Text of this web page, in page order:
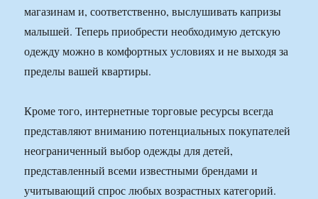
магазинам и, соответственно, выслушивать капризы
малышей. Теперь приобрести необходимую детскую
одежду можно в комфортных условиях и не выходя за
пределы вашей квартиры.
Кроме того, интернетные торговые ресурсы всегда
представляют вниманию потенциальных покупателей
неограниченный выбор одежды для детей,
представленный всеми известными брендами и
учитывающий спрос любых возрастных категорий.